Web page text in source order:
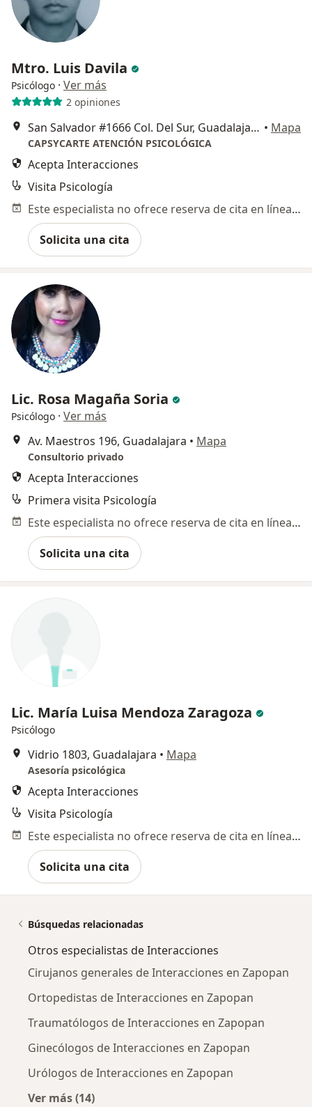
Mtro. Luis Davila
Psicólogo · Ver más
2 opiniones
San Salvador #1666 Col. Del Sur, Guadalajara • Mapa
CAPSYCARTE ATENCIÓN PSICOLÓGICA
Acepta Interacciones
Visita Psicología
Este especialista no ofrece reserva de cita en línea en esta dirección.
Solicita una cita
Lic. Rosa Magaña Soria
Psicólogo · Ver más
Av. Maestros 196, Guadalajara • Mapa
Consultorio privado
Acepta Interacciones
Primera visita Psicología
Este especialista no ofrece reserva de cita en línea en esta dirección.
Solicita una cita
Lic. María Luisa Mendoza Zaragoza
Psicólogo
Vidrio 1803, Guadalajara • Mapa
Asesoría psicológica
Acepta Interacciones
Visita Psicología
Este especialista no ofrece reserva de cita en línea en esta dirección.
Solicita una cita
Búsquedas relacionadas
Otros especialistas de Interacciones
Cirujanos generales de Interacciones en Zapopan
Ortopedistas de Interacciones en Zapopan
Traumatólogos de Interacciones en Zapopan
Ginecólogos de Interacciones en Zapopan
Urólogos de Interacciones en Zapopan
Ver más (14)